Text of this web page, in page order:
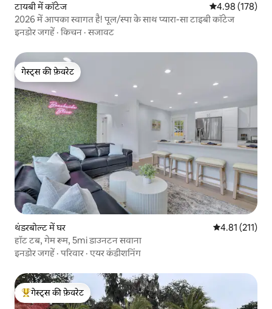
टायबी में कॉटेज औसत रेटिंग 5 में से
4.98 (178)
2026 में आपका स्वागत है! पूल/स्पा के साथ प्यारा-सा टाइबी कॉटेज
इनडोर जगहें ·किचन ·सजावट
गेस्ट्स की फ़ेवरेट
गेस्ट्स की फ़ेवरेट
थंडरबोल्ट में घर औसत रेटिंग 5 में से
4.81 (211)
हॉट टब, गेम रूम, 5mi डाउनटन सवाना
इनडोर जगहें ·परिवार ·एयर कंडीशनिंग
गेस्ट्स का टॉप फ़ेवरेट
गेस्ट्स की फ़ेवरेट